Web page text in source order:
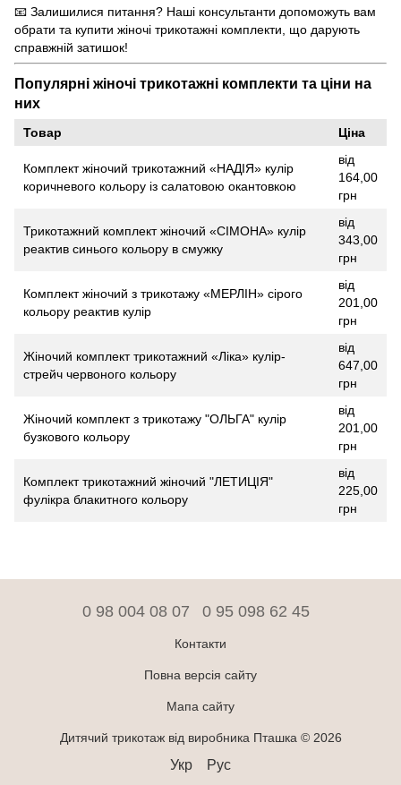
📧 Залишилися питання? Наші консультанти допоможуть вам
обрати та купити жіночі трикотажні комплекти, що дарують
справжній затишок!
Популярні жіночі трикотажні комплекти та ціни на
них
Товар Ціна
Комплект жіночий трикотажний «НАДІЯ» кулір
коричневого кольору із салатовою окантовкою
від
164,00
грн
Трикотажний комплект жіночий «СІМОНА» кулір
реактив синього кольору в смужку
від
343,00
грн
Комплект жіночий з трикотажу «МЕРЛІН» сірого
кольору реактив кулір
від
201,00
грн
Жіночий комплект трикотажний «Ліка» кулір-
стрейч червоного кольору
від
647,00
грн
Жіночий комплект з трикотажу "ОЛЬГА" кулір
бузкового кольору
від
201,00
грн
Комплект трикотажний жіночий "ЛЕТИЦІЯ"
фулікра блакитного кольору
від
225,00
грн
0 98 004 08 07 0 95 098 62 45
Контакти
Повна версія сайту
Мапа сайту
Дитячий трикотаж від виробника Пташка © 2026
Укр Рус